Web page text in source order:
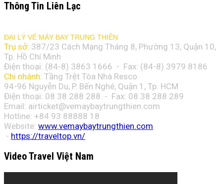
Thông Tin Liên Lạc
ĐẠI LÝ VÉ MÁY BAY TRUNG THIÊN
Trụ sở: 387/23 Cách Mạng Tháng 8, Phường 13, Quận 10,
Tp. Hồ Chí Minh
Điện thoại: (84-8) 3863 1666 - Fax: (84-8) 3979 8186
Chi nhánh: Tầng Trệt Tòa Nhà Resco
94-96 Nguyễn Du, P. Bến Nghé, Quận 1, Tp. HCM
Điện thoại: 08 38 288 288 - Fax: 08 38 288 289
Email: airticket@vemaybaytrungthien.com
Hotline: +84 93 88888 18
Website: www.vemaybaytrungthien.com
- https://traveltop.vn/
Video Travel Việt Nam